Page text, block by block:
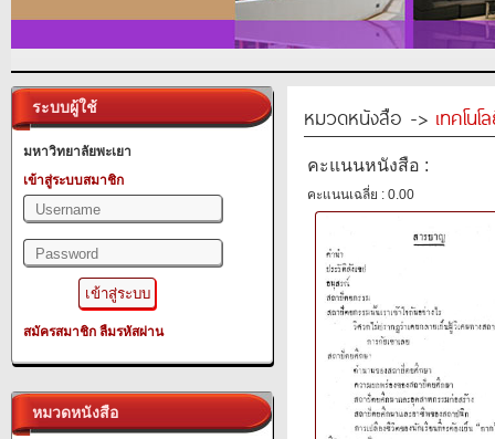
ระบบผู้ใช้
มหาวิทยาลัยพะเยา
เข้าสู่ระบบสมาชิก
สมัครสมาชิก ลืมรหัสผ่าน
หมวดหนังสือ
หมวดหนังสือ -> เทคโน
คะแนนหนังสือ :
คะแนนเฉลี่ย : 0.00